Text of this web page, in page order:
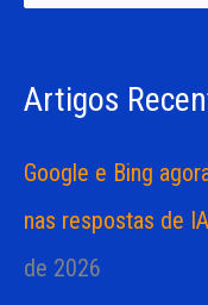
i
a
r
o
sArtigos
Google e Bing
nas respostas de
de 2026